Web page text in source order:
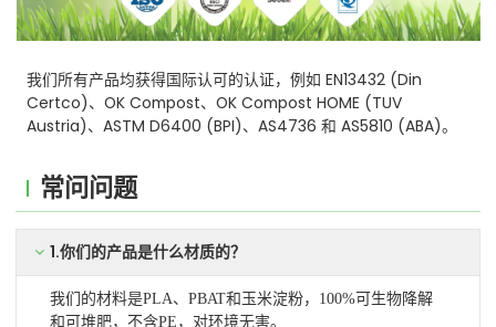
我们所有产品均获得国际认可的认证，例如 EN13432 (Din
Certco)、OK Compost、OK Compost HOME (TUV
Austria)、ASTM D6400 (BPI)、AS4736 和 AS5810 (ABA)。
常问问题
1.你们的产品是什么材质的？
我们的材料是PLA、PBAT和玉米淀粉，100%可生物降解
和可堆肥，不含PE，对环境无害。